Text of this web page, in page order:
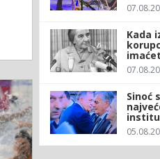
Kada
Sinoć